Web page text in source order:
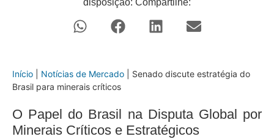
disposição: Compartilhe:
Início Notícias de Mercado
Senado discute estratégia do
Brasil para minerais críticos
O Papel do Brasil na Disputa Global por
Minerais Críticos e Estratégicos